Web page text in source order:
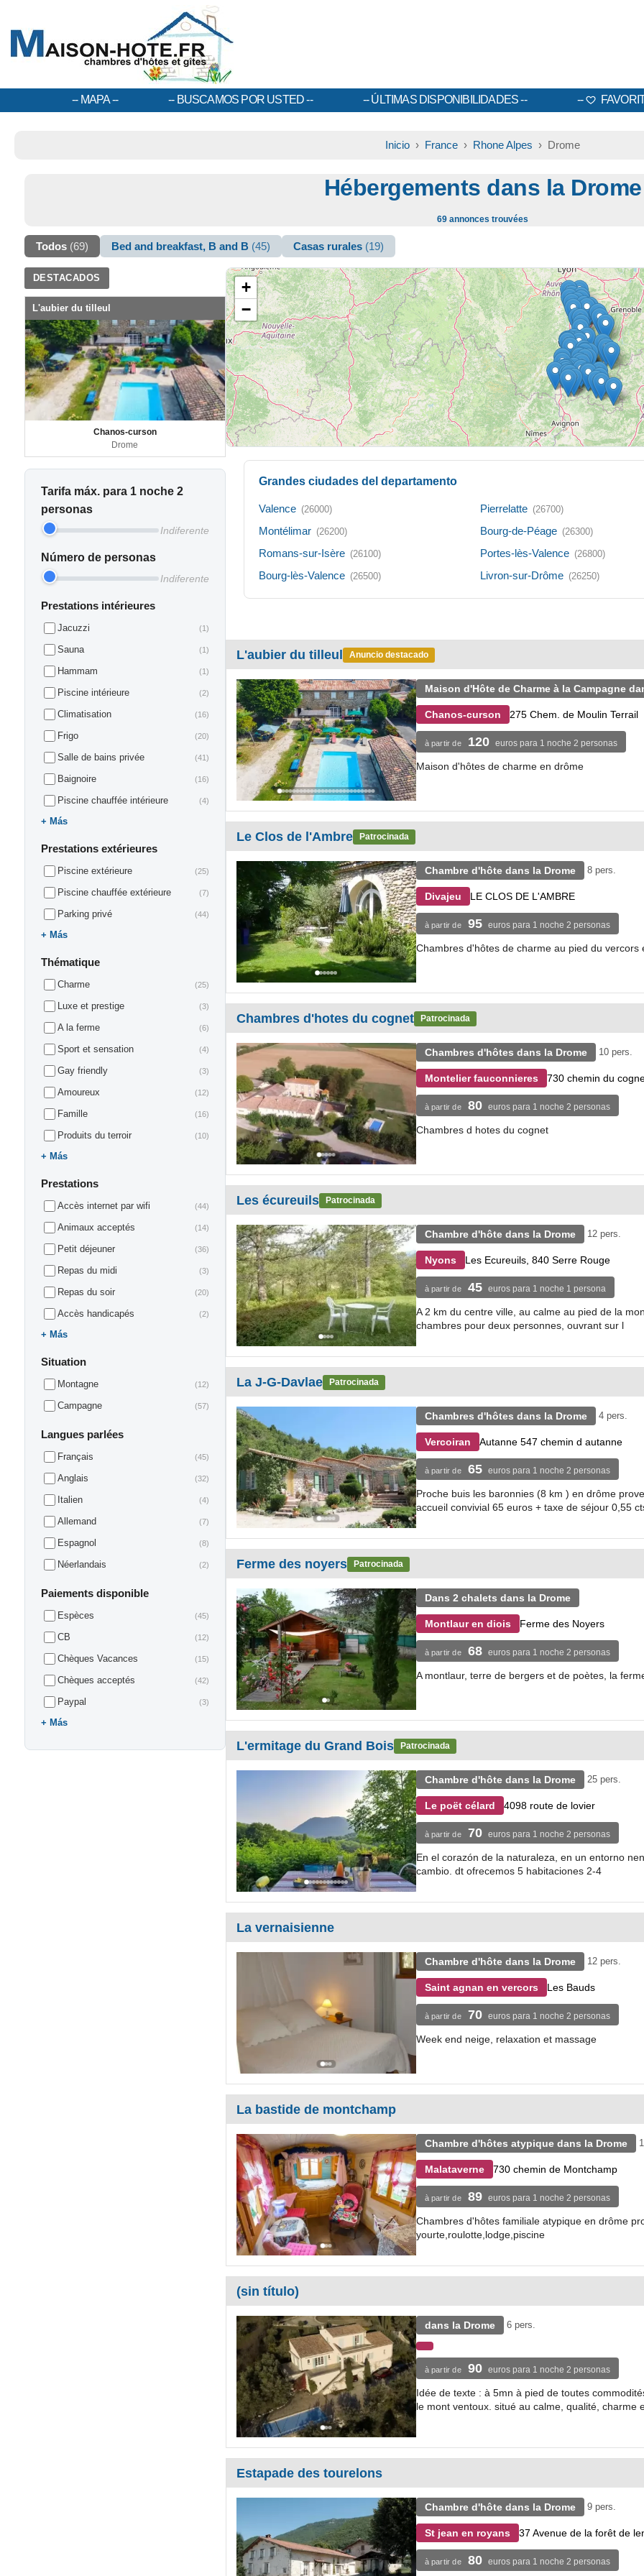
MAPA BUSCAMOS POR USTED ÚLTIMAS DISPONIBILIDADES
Inicio › France › Rhone Alpes › Drome
Hébergements dans la Drome
69 annonces trouvées
Todos (69) Bed and breakfast, B and B (45) Casas rurales (19)
DESTACADOS
L'aubier du tilleul
Chanos-curson
Drome
Tarifa máx. para 1 noche 2
personas
Indiferente
Número de personas
Indiferente
Prestations intérieures
Jacuzzi (1)
Sauna (1)
Hammam (1)
Piscine intérieure (2)
Climatisation (16)
Frigo (20)
Salle de bains privée (41)
Baignoire (16)
Piscine chauffée intérieure (4)
Más
Prestations extérieures
Piscine extérieure (25)
Piscine chauffée extérieure (7)
Parking privé (44)
Más
Thématique
Charme (25)
Luxe et prestige (3)
A la ferme (6)
Sport et sensation (4)
Gay friendly (3)
Amoureux (12)
Famille (16)
Produits du terroir (10)
Más
Prestations
Accès internet par wifi (44)
Animaux acceptés (14)
Petit déjeuner (36)
Repas du midi (3)
Repas du soir (20)
Accès handicapés (2)
Más
Situation
Montagne (12)
Campagne (57)
Langues parlées
Français (45)
Anglais (32)
Italien (4)
Allemand (7)
Espagnol (8)
Néerlandais (2)
Paiements disponible
Espèces (45)
CB (12)
Chèques Vacances (15)
Chèques acceptés (42)
Paypal (3)
Más
+
−
Grandes ciudades del departamento
Valence (26000)
Montélimar (26200)
Romans-sur-Isère (26100)
Bourg-lès-Valence (26500)
Pierrelatte (26700)
Bourg-de-Péage (26300)
Portes-lès-Valence (26800)
Livron-sur-Drôme (26250)
L'aubier du tilleul Anuncio destacado
Maison d'Hôte de Charme à la Campagne
Chanos-curson 275 Chem. de Moulin Terrail
à partir de 120 euros para 1 noche 2 personas
Maison d'hôtes de charme en drôme
Le Clos de l'Ambre Patrocinada
Chambre d'hôte dans la Drome 8 pers.
Divajeu LE CLOS DE L'AMBRE
à partir de 95 euros para 1 noche 2 personas
Chambres d'hôtes de charme au pied du vercors
Chambres d'hotes du cognet Patrocinada
Chambres d'hôtes dans la Drome 10 pers.
Montelier fauconnieres 730 chemin du
à partir de 80 euros para 1 noche 2 personas
Chambres d hotes du cognet
Les écureuils Patrocinada
Chambre d'hôte dans la Drome 12 pers.
Nyons Les Ecureuils, 840 Serre Rouge
à partir de 45 euros para 1 noche 1 persona
A 2 km du centre ville, au calme au pied de la
chambres pour deux personnes, ouvrant sur l
La J-G-Davlae Patrocinada
Chambres d'hôtes dans la Drome 4 pers.
Vercoiran Autanne 547 chemin d autanne
à partir de 65 euros para 1 noche 2 personas
Proche buis les baronnies (8 km ) en drôme
accueil convivial 65 euros + taxe de séjour 0,55
Ferme des noyers Patrocinada
Dans 2 chalets dans la Drome
Montlaur en diois Ferme des Noyers
à partir de 68 euros para 1 noche 2 personas
A montlaur, terre de bergers et de poètes, la
L'ermitage du Grand Bois Patrocinada
Chambre d'hôte dans la Drome 25 pers.
Le poët célard 4098 route de lovier
à partir de 70 euros para 1 noche 2 personas
En el corazón de la naturaleza, en un entorno
cambio. dt ofrecemos 5 habitaciones 2-4
La vernaisienne
Chambre d'hôte dans la Drome 12 pers.
Saint agnan en vercors Les Bauds
à partir de 70 euros para 1 noche 2 personas
Week end neige, relaxation et massage
La bastide de montchamp
Chambre d'hôtes atypique dans la Drome
Malataverne 730 chemin de Montchamp
à partir de 89 euros para 1 noche 2 personas
Chambres d'hôtes familiale atypique en drôme
yourte,roulotte,lodge,piscine
(sin título)
dans la Drome 6 pers.
à partir de 90 euros para 1 noche 2 personas
Idée de texte : à 5mn à pied de toutes
le mont ventoux. situé au calme, qualité, charme
Estapade des tourelons
Chambre d'hôte dans la Drome 9 pers.
St jean en royans 37 Avenue de la forêt de
à partir de 80 euros para 1 noche 2 personas